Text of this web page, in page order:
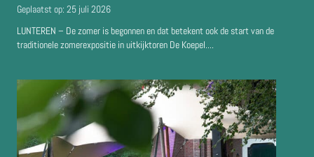
Geplaatst op: 25 juli 2026
LUNTEREN – De zomer is begonnen en dat betekent ook de start van de
traditionele zomerexpositie in uitkijktoren De Koepel....